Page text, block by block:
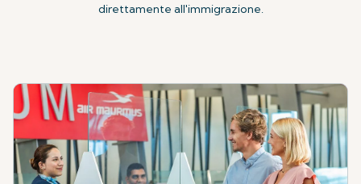
direttamente all'immigrazione.